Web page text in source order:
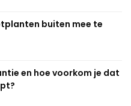
buiten mee te
en hoe voorkom je dat